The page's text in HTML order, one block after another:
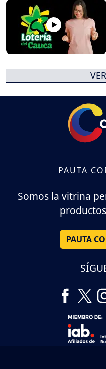
PAUTA
Somos la vitrina
PAUTA